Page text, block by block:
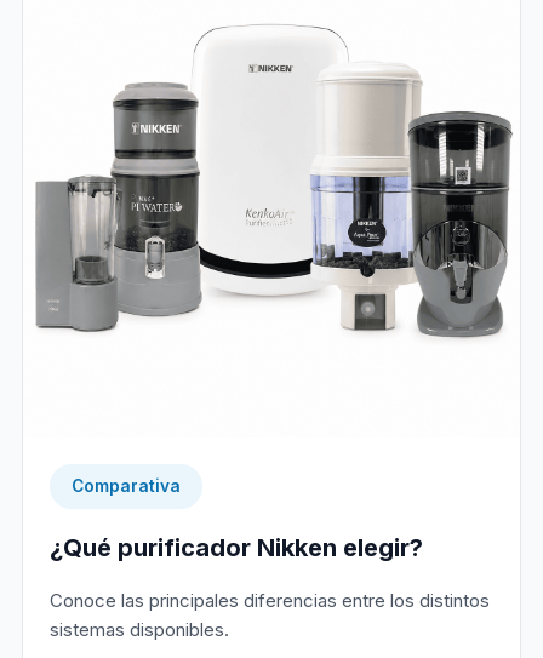
Comparativa
¿Qué purificador Nikken elegir?
Conoce las principales diferencias entre los distintos
sistemas disponibles.